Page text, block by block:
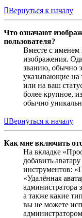
Вернуться к началу
Что означают
пользователя?
Вместе с именем
изображения.
званию, обычно
указывающие на
или на ваш
более крупное,
обычно
Вернуться к началу
Как мне включить
На вкладке
добавить
инструментов:
«Удалённая
администратора
а также какие
вы не можете